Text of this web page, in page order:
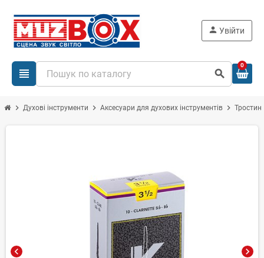
view_headline search
person Увійти
0
chevron_right Духові інструменти chevron_right Аксесуари для духових інструментів chevron_right
chevron_left chevron_right